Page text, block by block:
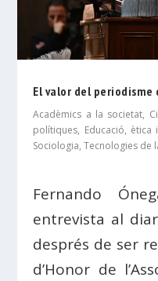
El valor del periodisme
Acadèmics a la societat,
polítiques, Educació, ètica
Sociologia,Tecnologies de
Fernando
entrevista al
després de ser
d’Honor de